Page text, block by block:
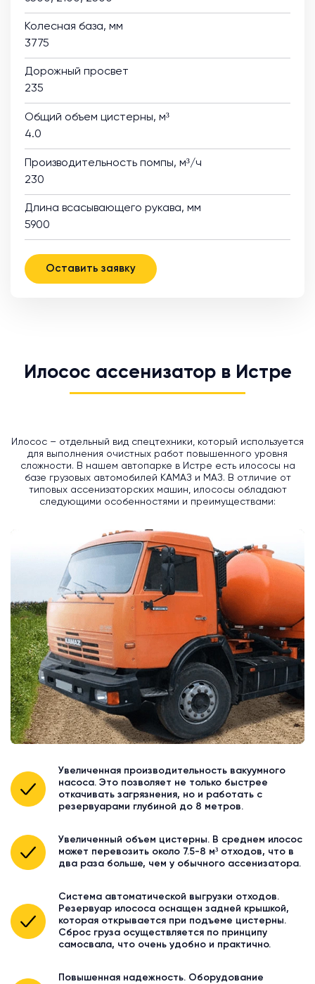
Колесная база, мм
3775
Дорожный просвет
235
Общий объем цистерны, м³
4.0
Производительность помпы, м³/ч
230
Длина всасывающего рукава, мм
5900
Оставить заявку
Илосос ассенизатор в Истре
Илосос – отдельный вид спецтехники, который используется
для выполнения очистных работ повышенного уровня
сложности. В нашем автопарке в Истре есть илососы на
базе грузовых автомобилей КАМАЗ и МАЗ. В отличие от
типовых ассенизаторских машин, илососы обладают
следующими особенностями и преимуществами:
Увеличенная производительность вакуумного
насоса. Это позволяет не только быстрее
откачивать загрязнения, но и работать с
резервуарами глубиной до 8 метров.
Увеличенный объем цистерны. В среднем илосос
может перевозить около 7.5-8 м³ отходов, что в
два раза больше, чем у обычного ассенизатора.
Система автоматической выгрузки отходов.
Резервуар илососа оснащен задней крышкой,
которая открывается при подъеме цистерны.
Сброс груза осуществляется по принципу
самосвала, что очень удобно и практично.
Повышенная надежность. Оборудование